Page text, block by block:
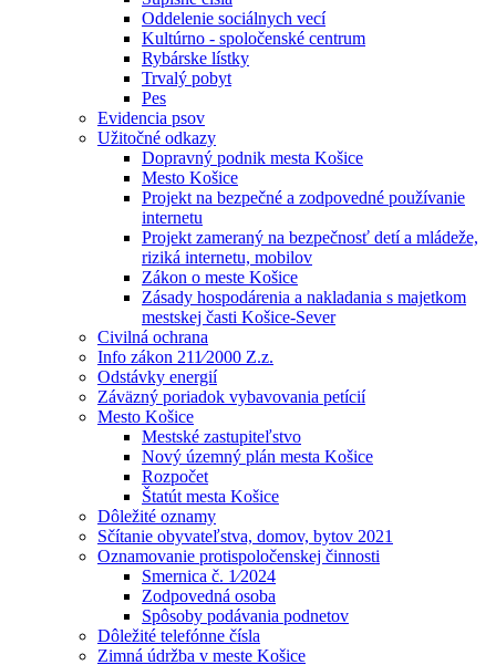
Oddelenie sociálnych vecí
Kultúrno - spoločenské centrum
Rybárske lístky
Trvalý pobyt
Pes
Evidencia psov
Užitočné odkazy
Dopravný podnik mesta Košice
Mesto Košice
Projekt na bezpečné a zodpovedné používanie
internetu
Projekt zameraný na bezpečnosť detí a mládeže,
riziká internetu, mobilov
Zákon o meste Košice
Zásady hospodárenia a nakladania s majetkom
mestskej časti Košice-Sever
Civilná ochrana
Info zákon 211⁄2000 Z.z.
Odstávky energií
Záväzný poriadok vybavovania petícií
Mesto Košice
Mestské zastupiteľstvo
Nový územný plán mesta Košice
Rozpočet
Štatút mesta Košice
Dôležité oznamy
Sčítanie obyvateľstva, domov, bytov 2021
Oznamovanie protispoločenskej činnosti
Smernica č. 1⁄2024
Zodpovedná osoba
Spôsoby podávania podnetov
Dôležité telefónne čísla
Zimná údržba v meste Košice